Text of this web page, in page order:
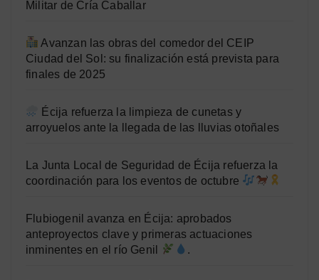
Militar de Cría Caballar
Avanzan las obras del comedor del CEIP
Ciudad del Sol: su finalización está prevista para
finales de 2025
Écija refuerza la limpieza de cunetas y
arroyuelos ante la llegada de las lluvias otoñales
La Junta Local de Seguridad de Écija refuerza la
coordinación para los eventos de octubre
Flubiogenil avanza en Écija: aprobados
anteproyectos clave y primeras actuaciones
inminentes en el río Genil
.